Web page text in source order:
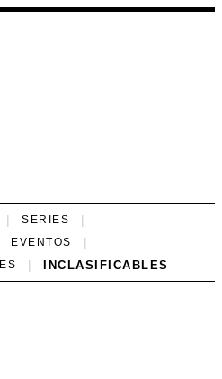
SERIES
EVENTOS
INCLASIFICABLES